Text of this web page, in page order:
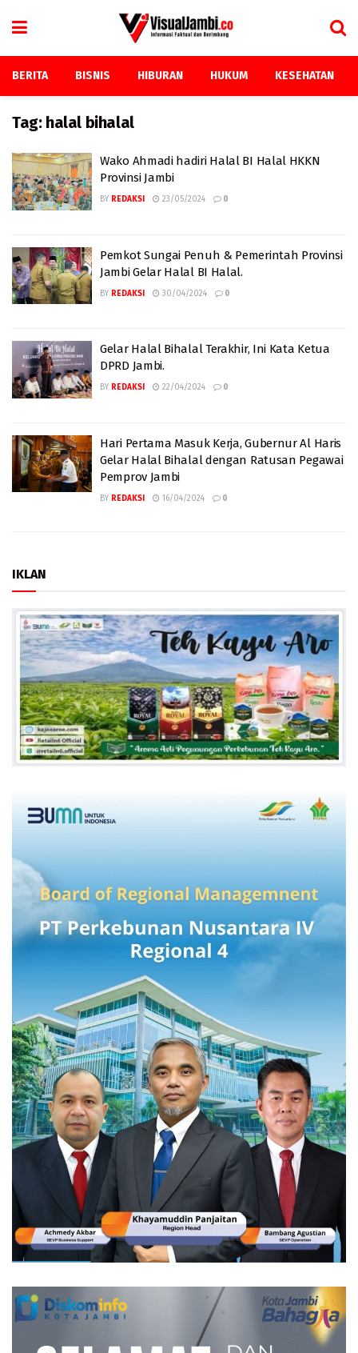
BERITA BISNIS HIBURAN HUKUM KESEHATAN
Tag: halal bihalal
Wako Ahmadi hadiri Halal BI Halal HKKN
Provinsi Jambi
BY REDAKSI 23/05/2024 0
Pemkot Sungai Penuh & Pemerintah Provinsi
Jambi Gelar Halal BI Halal.
BY REDAKSI 30/04/2024 0
Gelar Halal Bihalal Terakhir, Ini Kata Ketua
DPRD Jambi.
BY REDAKSI 22/04/2024 0
Hari Pertama Masuk Kerja, Gubernur Al Haris
Gelar Halal Bihalal dengan Ratusan Pegawai
Pemprov Jambi
BY REDAKSI 16/04/2024 0
IKLAN